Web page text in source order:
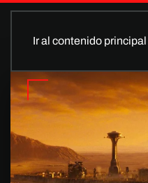
Ir al contenido principal